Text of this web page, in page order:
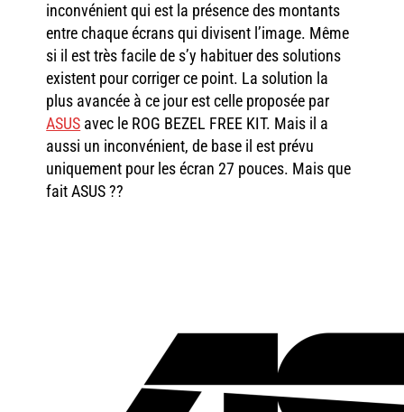
inconvénient qui est la présence des montants
entre chaque écrans qui divisent l’image. Même
si il est très facile de s’y habituer des solutions
existent pour corriger ce point. La solution la
plus avancée à ce jour est celle proposée par
ASUS avec le ROG BEZEL FREE KIT. Mais il a
aussi un inconvénient, de base il est prévu
uniquement pour les écran 27 pouces. Mais que
fait ASUS ??